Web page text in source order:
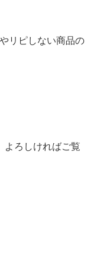
リピしない商品の
よろしければご覧